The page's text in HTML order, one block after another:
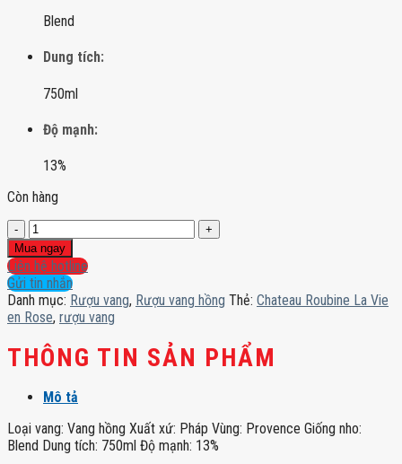
Blend
Dung tích:
750ml
Độ mạnh:
13%
Còn hàng
Chateau
Roubine
La
Vie
en
Rose
số
lượng
Mua ngay
Liên hệ hotline
Gửi tin nhắn
Danh mục: Rượu vang, Rượu vang hồng Thẻ: Chateau Roubine La Vie
en Rose, rượu vang
THÔNG TIN SẢN PHẨM
Mô tả
Loại vang: Vang hồng Xuất xứ: Pháp Vùng: Provence Giống nho:
Blend Dung tích: 750ml Độ mạnh: 13%